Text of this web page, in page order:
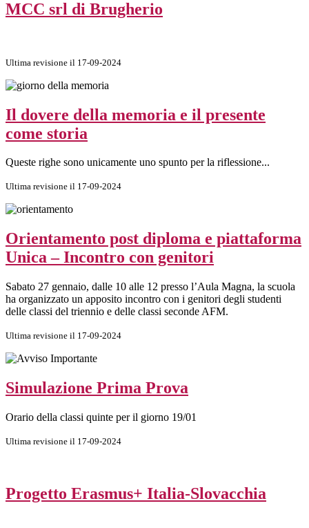
MCC srl di Brugherio
Ultima revisione il 17-09-2024
Il dovere della memoria e il presente
come storia
Queste righe sono unicamente uno spunto per la riflessione...
Ultima revisione il 17-09-2024
Orientamento post diploma e piattaforma
Unica – Incontro con genitori
Sabato 27 gennaio, dalle 10 alle 12 presso l’Aula Magna, la scuola
ha organizzato un apposito incontro con i genitori degli studenti
delle classi del triennio e delle classi seconde AFM.
Ultima revisione il 17-09-2024
Simulazione Prima Prova
Orario della classi quinte per il giorno 19/01
Ultima revisione il 17-09-2024
Progetto Erasmus+ Italia-Slovacchia